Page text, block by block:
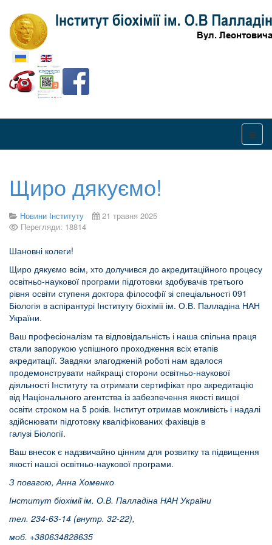
Оберіть свою мову
Щиро дякуємо!
Новини Інституту
21 травня 2025
Перегляди: 18814
Шановні колеги!
Щиро дякуємо всім, хто долучився до акредитаційного процесу
освітньо-наукової програми підготовки здобувачів третього
рівня освіти ступеня доктора філософії зі спеціальності 091
Біологія в аспірантурі Інституту біохімії ім. О.В. Палладіна НАН
України.
Ваш професіоналізм та відповідальність і наша спільна праця
стали запорукою успішного проходження всіх етапів
акредитації. Завдяки злагодженій роботі нам вдалося
продемонструвати найкращі сторони освітньо-наукової
діяльності Інституту та отримати сертифікат про акредитацію
від Національного агентства із забезпечення якості вищої
освіти строком на 5 років. Інститут отримав можливість і надалі
здійснювати підготовку кваліфікованих фахівців в
галузі Біології.
Ваш внесок є надзвичайно цінним для розвитку та підвищення
якості нашої освітньо-наукової програми.
З повагою, Анна Хоменко
Інститут біохімії ім. О.В. Палладіна НАН України
тел. 234-63-14 (внутр. 32-22),
моб. +380634828635